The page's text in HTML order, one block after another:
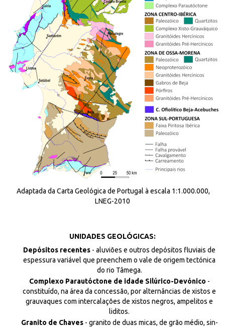
Adaptada da Carta Geológica de Portugal à escala 1:1.000.000,
LNEG-2010
UNIDADES GEOLÓGICAS:
Depósitos recentes - aluviões e outros depósitos fluviais de
espessura variável que preenchem o vale de origem tectónica
do rio Tâmega.
Complexo Parautóctone de idade Silúrico-Devónico -
constituído, na área da concessão, por alternâncias de xistos e
grauvaques com intercalações de xistos negros, ampelitos e
liditos.
Granito de Chaves - granito de duas micas, de grão médio, sin-